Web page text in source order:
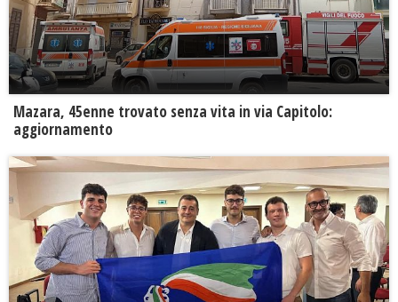
Mazara, 45enne trovato senza vita in via Capitolo:
aggiornamento